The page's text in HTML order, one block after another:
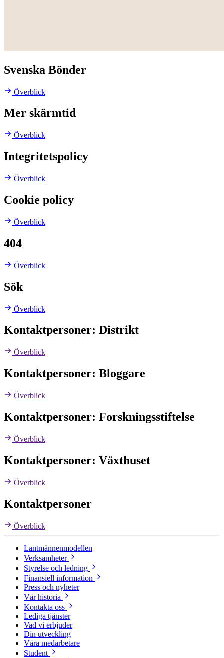
Svenska Bönder
Överblick
Mer skärmtid
Överblick
Integritetspolicy
Överblick
Cookie policy
Överblick
404
Överblick
Sök
Överblick
Kontaktpersoner: Distrikt
Överblick
Kontaktpersoner: Bloggare
Överblick
Kontaktpersoner: Forskningsstiftelse
Överblick
Kontaktpersoner: Växthuset
Överblick
Kontaktpersoner
Överblick
Lantmännenmodellen
Verksamheter
Styrelse och ledning
Finansiell information
Press och nyheter
Vår historia
Kontakta oss
Lediga tjänster
Vad vi erbjuder
Din utveckling
Våra medarbetare
Student